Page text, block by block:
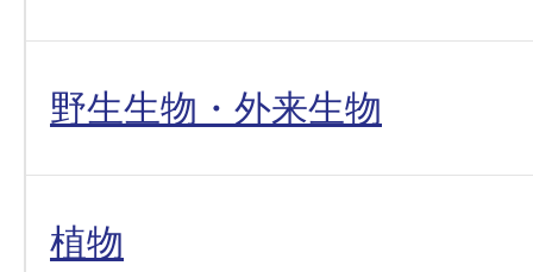
野生生物・外来生物
植物